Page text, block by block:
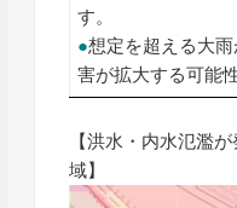
す。
●想定を超える大
害が拡大する可能
【洪水・内水氾濫
域】